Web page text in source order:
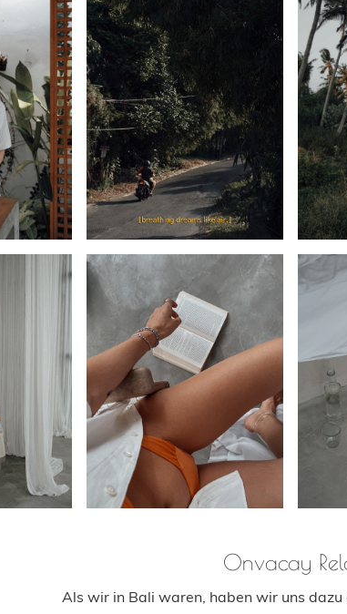
Onvacay
Als wir in Bali waren, haben wir uns